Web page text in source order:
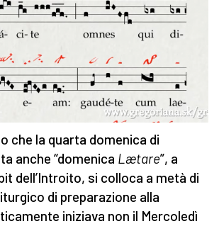
che la quarta domenica di
anche “domenica Lætare”, a
dell’Introito, si colloca a metà di
di preparazione alla
iniziava non il Mercoledì